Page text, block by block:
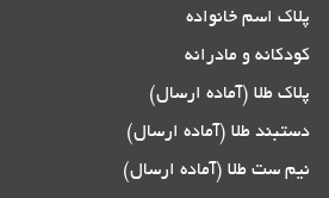
پلاک اسم خانواده
کودکانه و مادرانه
پلاک طلا (آماده ارسال)
دستبند طلا (آماده ارسال)
نیم ست طلا (آماده ارسال)